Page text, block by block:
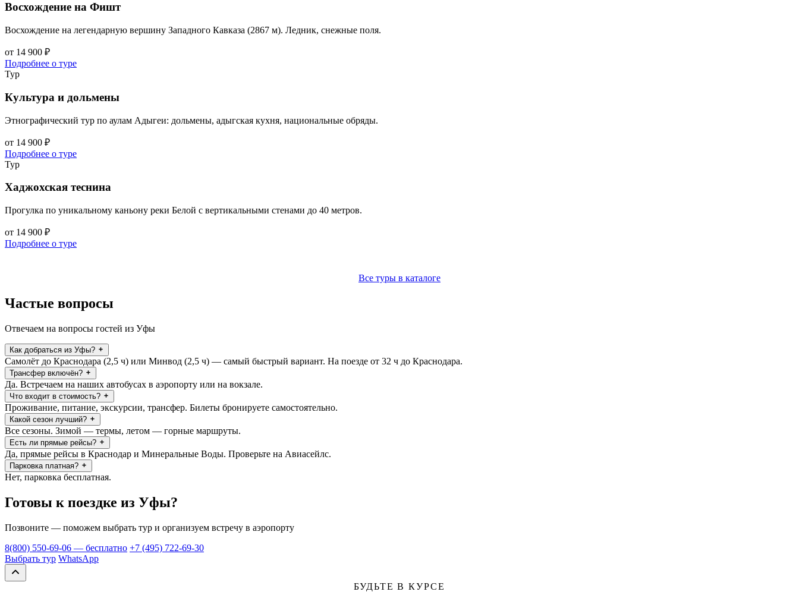
Восхождение на Фишт
Восхождение на легендарную вершину Западного Кавказа (2867 м). Ледник, снежные поля.
от 14 900 ₽
Подробнее о туре
Тур
Культура и дольмены
Этнографический тур по аулам Адыгеи: дольмены, адыгская кухня, национальные обряды.
от 14 900 ₽
Подробнее о туре
Тур
Хаджохская теснина
Прогулка по уникальному каньону реки Белой с вертикальными стенами до 40 метров.
от 14 900 ₽
Подробнее о туре
Все туры в каталоге
Частые вопросы
Отвечаем на вопросы гостей из Уфы
Как добраться из Уфы?
Самолёт до Краснодара (2,5 ч) или Минвод (2,5 ч) — самый быстрый вариант. На поезде от 32 ч до Краснодара.
Трансфер включён?
Да. Встречаем на наших автобусах в аэропорту или на вокзале.
Что входит в стоимость?
Проживание, питание, экскурсии, трансфер. Билеты бронируете самостоятельно.
Какой сезон лучший?
Все сезоны. Зимой — термы, летом — горные маршруты.
Есть ли прямые рейсы?
Да, прямые рейсы в Краснодар и Минеральные Воды. Проверьте на Авиасейлс.
Парковка платная?
Нет, парковка бесплатная.
Готовы к поездке из Уфы?
Позвоните — поможем выбрать тур и организуем встречу в аэропорту
8(800) 550-69-06 — бесплатно +7 (495) 722-69-30
Выбрать тур WhatsApp
БУДЬТЕ В КУРСЕ